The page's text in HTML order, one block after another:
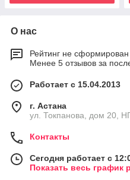
О нас
Рейтинг не сформирован
Менее 5 отзывов за
Работает с 15.04.2013
г. Астана
ул. Токпанова, дом 20,
Контакты
Сегодня работает с
Показать весь график